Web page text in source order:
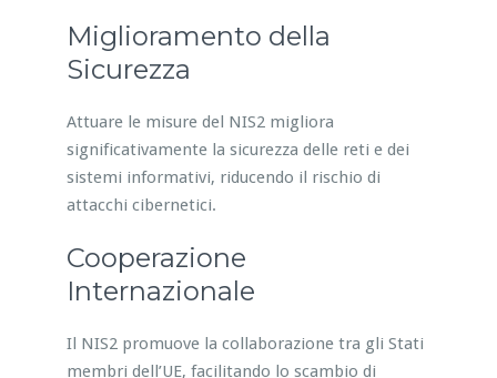
Miglioramento della
Sicurezza
Attuare le misure del NIS2 migliora
significativamente la sicurezza delle reti e dei
sistemi informativi, riducendo il rischio di
attacchi cibernetici.
Cooperazione
Internazionale
Il NIS2 promuove la collaborazione tra gli Stati
membri dell’UE, facilitando lo scambio di